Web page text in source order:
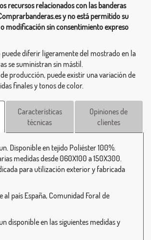
recursos relacionados con las banderas
y no está permitido su
modificación sin consentimiento expreso
puede diferir ligeramente del mostrado en la
se suministran sin mástil.
producción, puede existir una variación de
finales y tonos de color.
Características
técnicas
Opiniones de
clientes
Disponible en tejido Poliéster 100%.
medidas desde 060X100 a 150X300.
para utilización exterior y fabricada
al país España, Comunidad Foral de
disponible en las siguientes medidas y